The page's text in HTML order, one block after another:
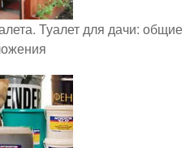
Туалет для дачи: общие